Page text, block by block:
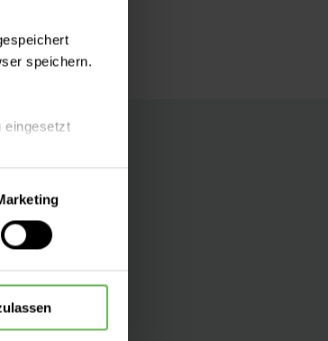
speichern.
eingesetzt
der
aller Cookies
uns